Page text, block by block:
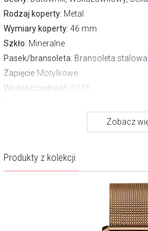
Rodzaj koperty: Metal
Wymiary koperty: 46 mm
Szkło: Mineralne
Pasek/bransoleta: Bransoleta stalowa
Zapięcie Motylkowe
Wodoszczelność: 50 M
Timex – słowo to przychodzi na
brakuje też wśród nich stylowych
Zobacz
Produkty z kolekcji